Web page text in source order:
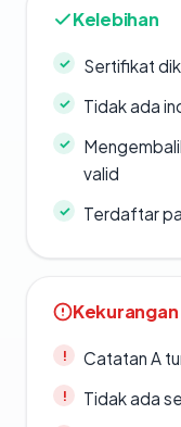
Kelebihan
Sertifikat
Tidak ada
valid
Terdaftar
Kekurangan
Catatan A
Tidak ada